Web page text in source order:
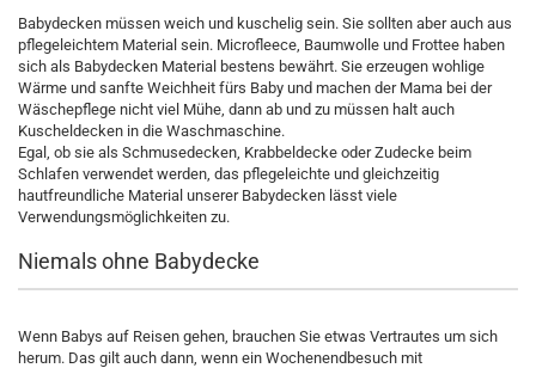
Babydecken müssen weich und kuschelig sein. Sie sollten aber auch aus
pflegeleichtem Material sein. Microfleece, Baumwolle und Frottee haben
sich als Babydecken Material bestens bewährt. Sie erzeugen wohlige
Wärme und sanfte Weichheit fürs Baby und machen der Mama bei der
Wäschepflege nicht viel Mühe, dann ab und zu müssen halt auch
Kuscheldecken in die Waschmaschine.
Egal, ob sie als Schmusedecken, Krabbeldecke oder Zudecke beim
Schlafen verwendet werden, das pflegeleichte und gleichzeitig
hautfreundliche Material unserer Babydecken lässt viele
Verwendungsmöglichkeiten zu.
Niemals ohne Babydecke
Wenn Babys auf Reisen gehen, brauchen Sie etwas Vertrautes um sich
herum. Das gilt auch dann, wenn ein Wochenendbesuch mit